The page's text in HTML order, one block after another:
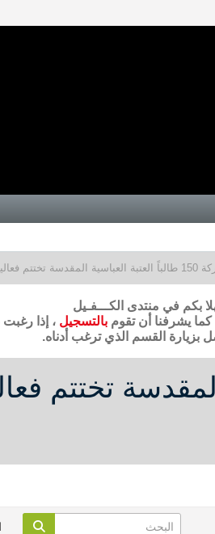
دورة العميد الكشفية ..
بكم في منتدى الكـــفـيل
كما يشرفنا أن تقوم بالتسجيل ، إذا
بزيارة القسم الذي ترغب أدناه.
المقدسة